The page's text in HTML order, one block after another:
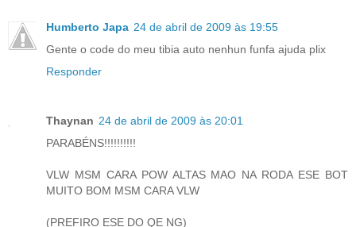
Humberto Japa 24 de abril de 2009 às 19:55
Gente o code do meu tibia auto nenhun funfa ajuda plix
Responder
Thaynan 24 de abril de 2009 às 20:01
PARABÉNS!!!!!!!!!!
VLW MSM CARA POW ALTAS MAO NA RODA ESE BOT
MUITO BOM MSM CARA VLW
(PREFIRO ESE DO QE NG)